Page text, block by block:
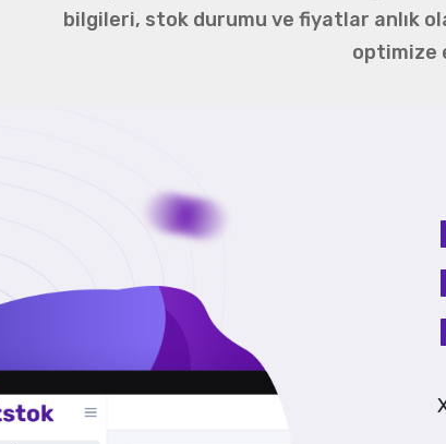
bilgileri, stok durumu ve fiyatlar anlık
optimize